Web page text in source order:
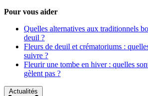
Pour vous aider
Quelles alternatives aux traditionnels
deuil ?
Fleurs de deuil et crématoriums :
suivre ?
Fleurir une tombe en hiver : quelles
gèlent pas ?
Actualités